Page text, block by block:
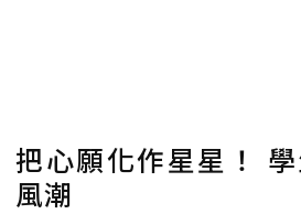
把心願化作星星！
風潮